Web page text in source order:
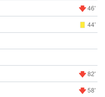
46'
44'
82'
58'